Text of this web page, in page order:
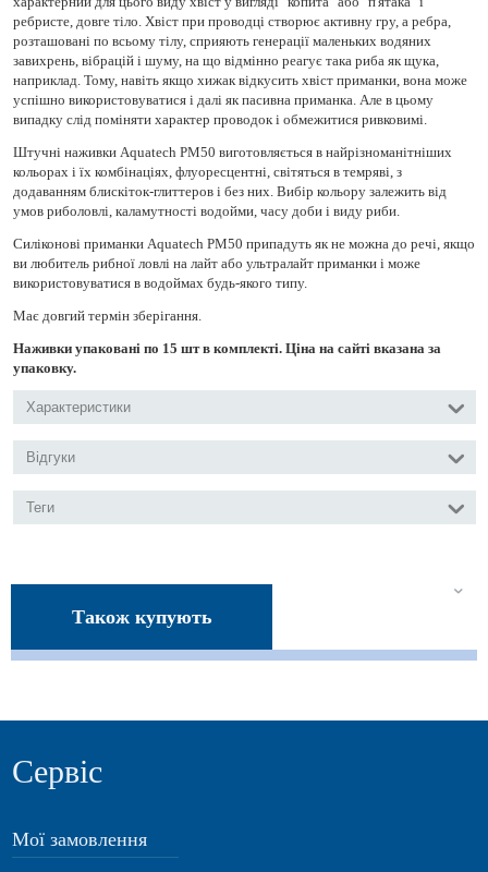
ребристе, довге тіло. Хвіст при проводці створює активну гру, а ребра,
розташовані по всьому тілу, сприяють генерації маленьких водяних
завихрень, вібрацій і шуму, на що відмінно реагує така риба як щука,
наприклад. Тому, навіть якщо хижак відкусить хвіст приманки, вона може
успішно використовуватися і далі як пасивна приманка. Але в цьому
випадку слід поміняти характер проводок і обмежитися ривковимі.
Штучні наживки Aquatech PM50 виготовляється в найрізноманітніших
кольорах і їх комбінаціях, флуоресцентні, світяться в темряві, з
додаванням блискіток-глиттеров і без них. Вибір кольору залежить від
умов риболовлі, каламутності водойми, часу доби і виду риби.
Силіконові приманки Aquatech PM50 припадуть як не можна до речі, якщо
ви любитель рибної ловлі на лайт або ультралайт приманки і може
використовуватися в водоймах будь-якого типу.
Має довгий термін зберігання.
Наживки упаковані по 15 шт в комплекті. Ціна на сайті вказана за
упаковку.
Характеристики
Відгуки
Теги
Також купують
Сервіс
Мої замовлення